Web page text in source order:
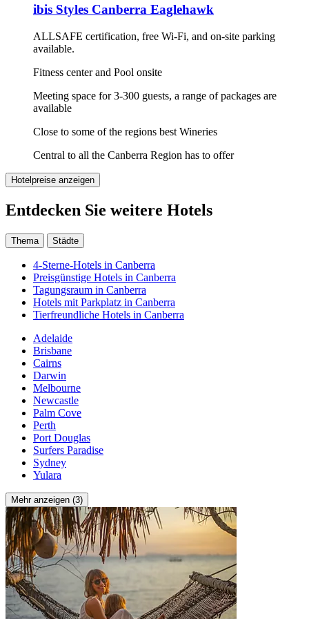
ibis Styles Canberra Eaglehawk
ALLSAFE certification, free Wi-Fi, and on-site parking
available.
Fitness center and Pool onsite
Meeting space for 3-300 guests, a range of packages are
available
Close to some of the regions best Wineries
Central to all the Canberra Region has to offer
Hotelpreise anzeigen
Entdecken Sie weitere Hotels
Thema Städte
4-Sterne-Hotels in Canberra
Preisgünstige Hotels in Canberra
Tagungsraum in Canberra
Hotels mit Parkplatz in Canberra
Tierfreundliche Hotels in Canberra
Adelaide
Brisbane
Cairns
Darwin
Melbourne
Newcastle
Palm Cove
Perth
Port Douglas
Surfers Paradise
Sydney
Yulara
Mehr anzeigen (3)